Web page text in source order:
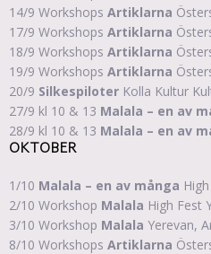
14/9 Workshops Artiklarna
17/9 Workshops Artiklarna
18/9 Workshops Artiklarna
19/9 Workshops Artiklarna
20/9 Silkespiloter Kolla Kultur
27/9 kl 10 & 13 Malala – en av
28/9 kl 10 & 13 Malala – en av
OKTOBER
1/10 Malala – en av många
2/10 Workshop Malala High Fest
3/10 Workshop Malala Yerevan,
8/10 Workshops Artiklarna